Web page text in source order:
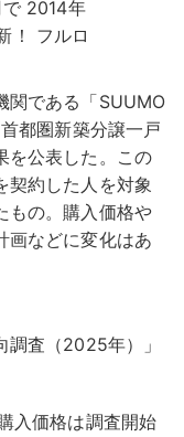
関である「SUUMO
都圏新築分譲一戸
を公表した。この
契約した人を対象
もの。購入価格や
画などに変化はあ
調査（2025年）」
入価格は調査開始